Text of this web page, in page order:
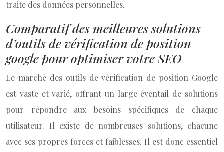
traite des données personnelles.
Comparatif des meilleures solutions
d’outils de vérification de position
google pour optimiser votre SEO
Le marché des outils de vérification de position Google
est vaste et varié, offrant un large éventail de solutions
pour répondre aux besoins spécifiques de chaque
utilisateur. Il existe de nombreuses solutions, chacune
avec ses propres forces et faiblesses. Il est donc essentiel